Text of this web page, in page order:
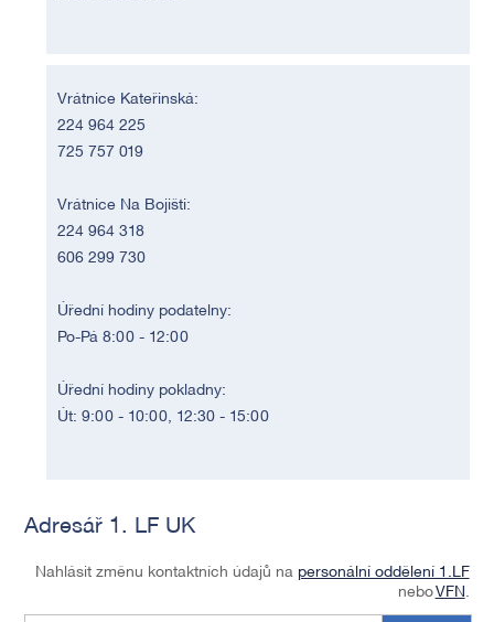
Vrátnice Kateřinská:
224 964 225
725 757 019
Vrátnice Na Bojišti:
224 964 318
606 299 730
Úřední hodiny podatelny:
Po-Pá 8:00 - 12:00
Úřední hodiny pokladny:
Út: 9:00 - 10:00, 12:30 - 15:00
Adresář 1. LF UK
Nahlásit změnu kontaktních údajů na personální oddělení 1.LF
neboVFN .